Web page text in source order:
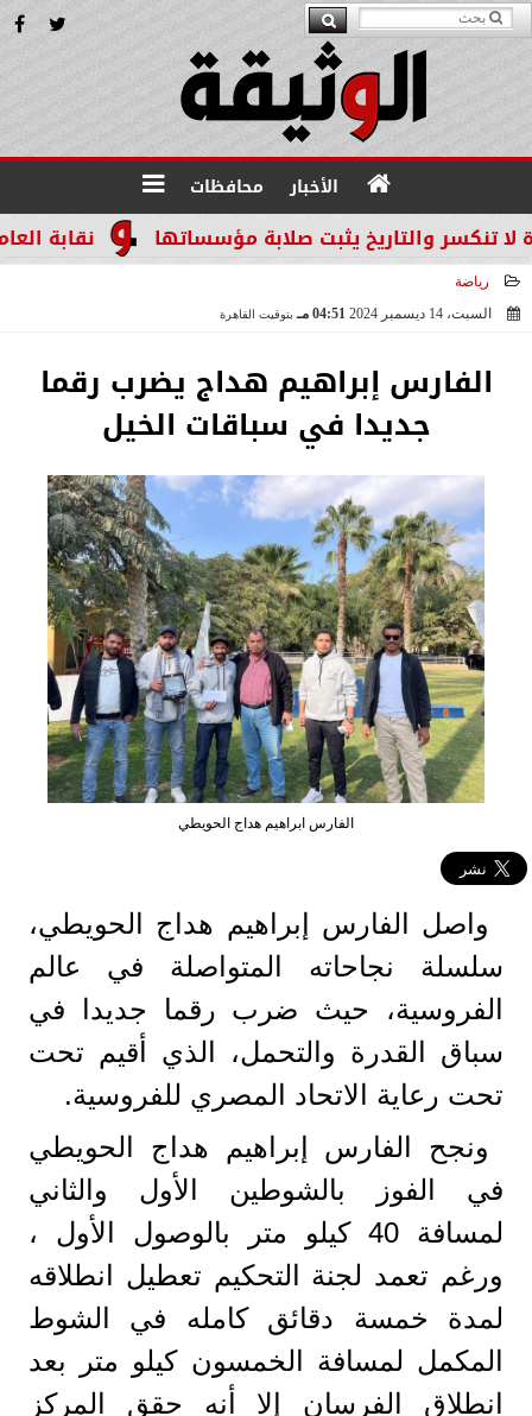
الأخبار محافظات
نقابة العاملين يثبت صلابة مؤسساتها
رياضة
السبت، 14 ديسمبر 2024
04:51 مـ بتوقيت القاهرة
الفارس إبراهيم هداج يضرب رقما
جديدا في سباقات الخيل
الفارس ابراهيم هداج الحويطي
واصل الفارس إبراهيم هداج الحويطي،
سلسلة نجاحاته المتواصلة في عالم
الفروسية، حيث ضرب رقما جديدا في
سباق القدرة والتحمل، الذي أقيم تحت
تحت رعاية الاتحاد المصري للفروسية.
ونجح الفارس إبراهيم هداج الحويطي
في الفوز بالشوطين الأول والثاني
لمسافة 40 كيلو متر بالوصول الأول ،
ورغم تعمد لجنة التحكيم تعطيل انطلاقه
لمدة خمسة دقائق كامله في الشوط
المكمل لمسافة الخمسون كيلو متر بعد
انطلاق الفرسان إلا أنه حقق المركز